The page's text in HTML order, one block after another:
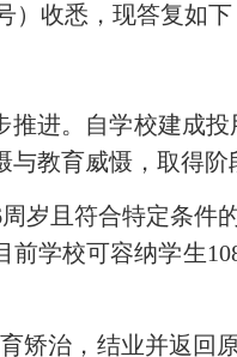
） 收悉 ，现答复如下
推进。 自学校建成
与教育威慑 ，取得阶
周岁且符合特定条件
前学校可容纳学生
矫治，结业并返回